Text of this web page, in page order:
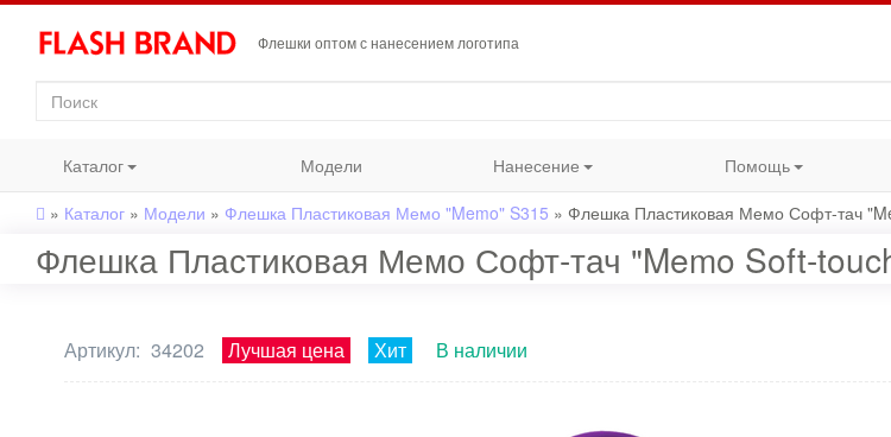
Флешки оптом с нанесением логотипа
Каталог Модели Нанесение Помощь
» Каталог » Модели » Флешка Пластиковая Мемо "Memo" S315 » Флешка Пластиковая Мемо Софт-тач
Флешка Пластиковая Мемо Софт-тач "Memo Soft-
Артикул: 34202 Лучшая цена Хит В наличии